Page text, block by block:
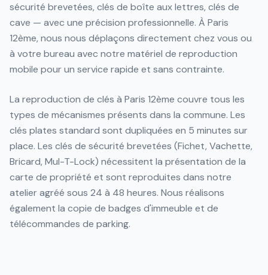
sécurité brevetées, clés de boîte aux lettres, clés de
cave — avec une précision professionnelle. À Paris
12ème, nous nous déplaçons directement chez vous ou
à votre bureau avec notre matériel de reproduction
mobile pour un service rapide et sans contrainte.
La reproduction de clés à Paris 12ème couvre tous les
types de mécanismes présents dans la commune. Les
clés plates standard sont dupliquées en 5 minutes sur
place. Les clés de sécurité brevetées (Fichet, Vachette,
Bricard, Mul-T-Lock) nécessitent la présentation de la
carte de propriété et sont reproduites dans notre
atelier agréé sous 24 à 48 heures. Nous réalisons
également la copie de badges d'immeuble et de
télécommandes de parking.